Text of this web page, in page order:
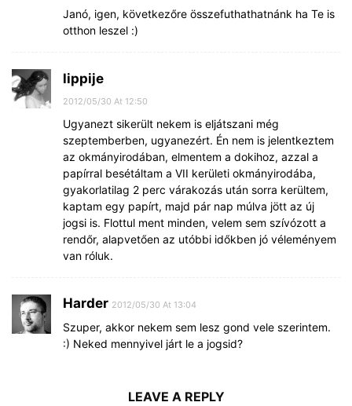
Janó, igen, következőre összefuthathatnánk ha Te is
otthon leszel :)
lippije
2012/05/30 At 12:50
Ugyanezt sikerült nekem is eljátszani még
szeptemberben, ugyanezért. Én nem is jelentkeztem
az okmányirodában, elmentem a dokihoz, azzal a
papírral besétáltam a VII kerületi okmányirodába,
gyakorlatilag 2 perc várakozás után sorra kerültem,
kaptam egy papírt, majd pár nap múlva jött az új
jogsi is. Flottul ment minden, velem sem szívózott a
rendőr, alapvetően az utóbbi időkben jó véleményem
van róluk.
Harder 2012/05/30 At 13:04
Szuper, akkor nekem sem lesz gond vele szerintem.
:) Neked mennyivel járt le a jogsid?
LEAVE A REPLY